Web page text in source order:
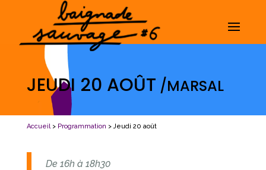
JEUDI 20 AOÛT /MARSAL
Accueil> Programmation > Jeudi 20 août
De 16h à 18h30